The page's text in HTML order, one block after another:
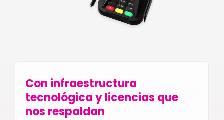
Con infraestructura
tecnológica y licencias que
nos respaldan